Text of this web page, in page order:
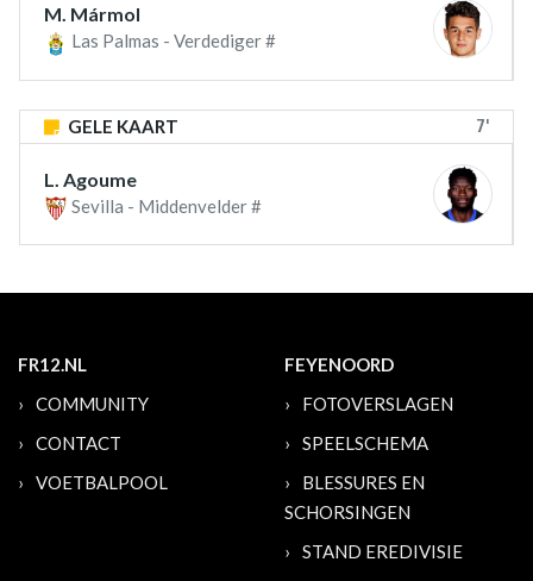
M. Mármol
Las Palmas - Verdediger #
GELE KAART 7'
L. Agoume
Sevilla - Middenvelder #
FR12.NL
COMMUNITY
CONTACT
VOETBALPOOL
FEYENOORD
FOTOVERSLAGEN
SPEELSCHEMA
BLESSURES EN
SCHORSINGEN
STAND EREDIVISIE